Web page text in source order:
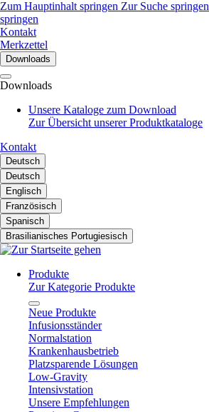
Zum Hauptinhalt springen Zur Suche springen
springen
Kontakt
Merkzettel
Downloads
Downloads
Unsere Kataloge zum Download
Zur Übersicht unserer Produktkataloge
Kontakt
Deutsch
Deutsch
Englisch
Französisch
Spanisch
Brasilianisches Portugiesisch
Produkte
Zur Kategorie Produkte
Neue Produkte
Infusionsständer
Normalstation
Krankenhausbetrieb
Platzsparende Lösungen
Low-Gravity
Intensivstation
Unsere Empfehlungen